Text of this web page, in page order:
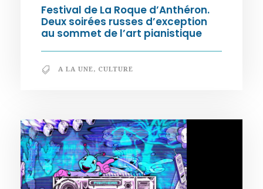
Festival de La Roque d’Anthéron.
Deux soirées russes d’exception
au sommet de l’art pianistique
A LA UNE, CULTURE